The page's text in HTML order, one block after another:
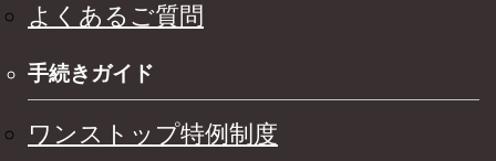
よくあるご質問
手続きガイド
ワンストップ特例制度